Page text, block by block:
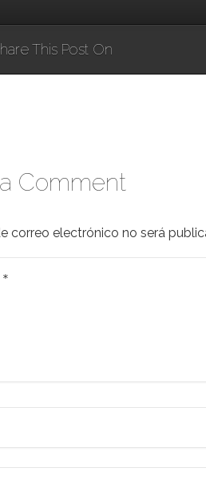
This Post On
Comment
correo electrónico no será